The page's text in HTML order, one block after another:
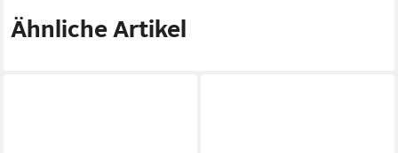
Ähnliche Artikel